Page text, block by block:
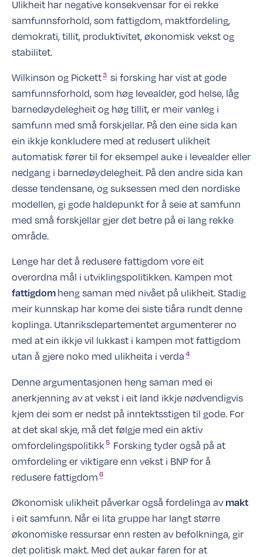
Ulikheit har negative konsekvensar for ei rekke
samfunnsforhold, som fattigdom, maktfordeling,
demokrati, tillit, produktivitet, økonomisk vekst og
stabilitet.
Wilkinson og Pickett3 si forsking har vist at gode
samfunnsforhold, som høg levealder, god helse, låg
barnedøydelegheit og høg tillit, er meir vanleg i
samfunn med små forskjellar. På den eine sida kan
ein ikkje konkludere med at redusert ulikheit
automatisk fører til for eksempel auke i levealder eller
nedgang i barnedøydelegheit. På den andre sida kan
desse tendensane, og suksessen med den nordiske
modellen, gi gode haldepunkt for å seie at samfunn
med små forskjellar gjer det betre på ei lang rekke
område.
Lenge har det å redusere fattigdom vore eit
overordna mål i utviklingspolitikken. Kampen mot
fattigdomheng saman med nivået på ulikheit. Stadig
meir kunnskap har kome dei siste tiåra rundt denne
koplinga. Utanriksdepartementet argumenterer no
med at ein ikkje vil lukkast i kampen mot fattigdom
utan å gjere noko med ulikheita i verda 4
Denne argumentasjonen heng saman med ei
anerkjenning av at vekst i eit land ikkje nødvendigvis
kjem dei som er nedst på inntektsstigen til gode. For
at det skal skje, må det følgje med ein aktiv
omfordelingspolitikk 5 Forsking tyder også på at
omfordeling er viktigare enn vekst i BNP for å
reduserefattigdom 6
Økonomisk ulikheit påverkar også fordelinga avmakt
i eit samfunn. Når ei lita gruppe har langt større
økonomiske ressursar enn resten av befolkninga, gir
det politisk makt. Med det aukar faren for at